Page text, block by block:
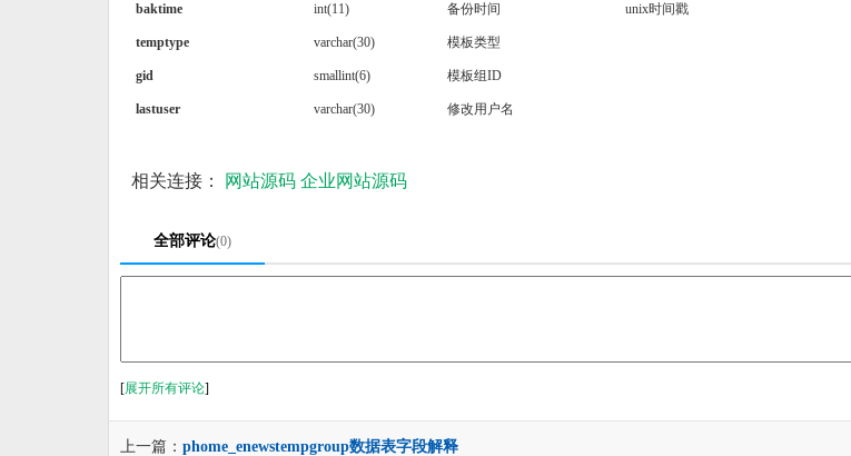
baktime int(11) 备份时间 unix时间戳
temptype varchar(30) 模板类型
gid smallint(6) 模板组ID
lastuser varchar(30) 修改用户名
相关连接： 网站源码 企业网站源码
全部评论(0)
[展开所有评论]
上一篇： phome_enewstempgroup数据表字段解释